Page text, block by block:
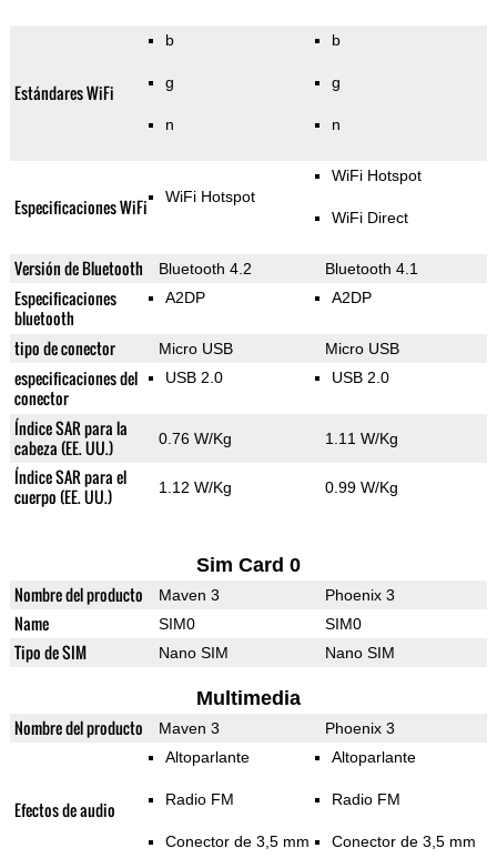
Estándares WiFi
b
g
n
b
g
n
Especificaciones WiFi WiFi Hotspot
WiFi Hotspot
WiFi Direct
Versión de Bluetooth Bluetooth 4.2 Bluetooth 4.1
Especificaciones
bluetooth
A2DP A2DP
tipo de conector Micro USB Micro USB
especificaciones del
conector
USB 2.0 USB 2.0
Índice SAR para la
cabeza (EE. UU.)
0.76 W/Kg 1.11 W/Kg
Índice SAR para el
cuerpo (EE. UU.)
1.12 W/Kg 0.99 W/Kg
Sim Card 0
Nombre del producto Maven 3 Phoenix 3
Name SIM0 SIM0
Tipo de SIM Nano SIM Nano SIM
Multimedia
Nombre del producto Maven 3 Phoenix 3
Efectos de audio
Altoparlante
Radio FM
Conector de 3,5 mm
Altoparlante
Radio FM
Conector de 3,5 mm